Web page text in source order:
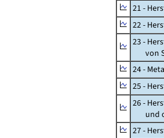
21 -
22 -
23 -
von
24 -
25 -
26 -
und
27 -